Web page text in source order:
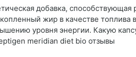
добавка, способствующая
жир в качестве топлива
уровня энергии. Какую
meridian diet bio отзывы